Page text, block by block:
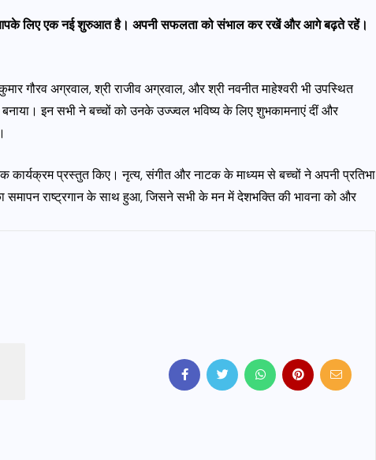
आपके लिए एक नई शुरुआत है। अपनी सफलता को संभाल कर रखें और आगे बढ़ते रहें।
गौरव अग्रवाल, श्री राजीव अग्रवाल, और श्री नवनीत माहेश्वरी भी उपस्थित
इन सभी ने बच्चों को उनके उज्ज्वल भविष्य के लिए शुभकामनाएं दीं और
कार्यक्रम प्रस्तुत किए। नृत्य, संगीत और नाटक के माध्यम से बच्चों ने अपनी प्रतिभा
समापन राष्ट्रगान के साथ हुआ, जिसने सभी के मन में देशभक्ति की भावना को और